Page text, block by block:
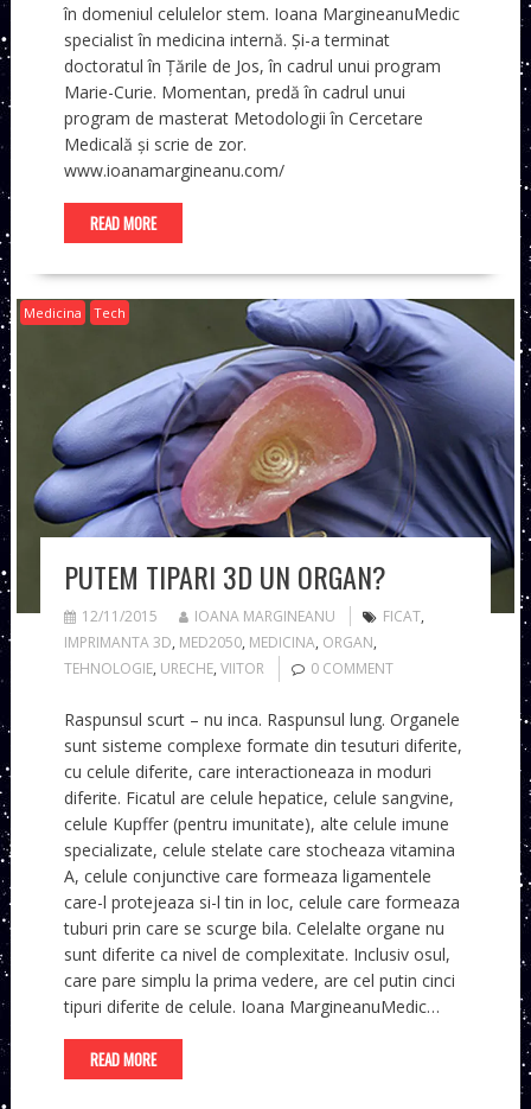
în domeniul celulelor stem. Ioana MargineanuMedic
specialist în medicina internă. Și-a terminat
doctoratul în Țările de Jos, în cadrul unui program
Marie-Curie. Momentan, predă în cadrul unui
program de masterat Metodologii în Cercetare
Medicală și scrie de zor.
www.ioanamargineanu.com/
READ MORE
Medicina Tech
PUTEM TIPARI 3D UN ORGAN?
12/11/2015 IOANA MARGINEANU FICAT,
IMPRIMANTA 3D, MED2050, MEDICINA, ORGAN,
TEHNOLOGIE, URECHE, VIITOR 0 COMMENT
Raspunsul scurt – nu inca. Raspunsul lung. Organele
sunt sisteme complexe formate din tesuturi diferite,
cu celule diferite, care interactioneaza in moduri
diferite. Ficatul are celule hepatice, celule sangvine,
celule Kupffer (pentru imunitate), alte celule imune
specializate, celule stelate care stocheaza vitamina
A, celule conjunctive care formeaza ligamentele
care-l protejeaza si-l tin in loc, celule care formeaza
tuburi prin care se scurge bila. Celelalte organe nu
sunt diferite ca nivel de complexitate. Inclusiv osul,
care pare simplu la prima vedere, are cel putin cinci
tipuri diferite de celule. Ioana MargineanuMedic…
READ MORE